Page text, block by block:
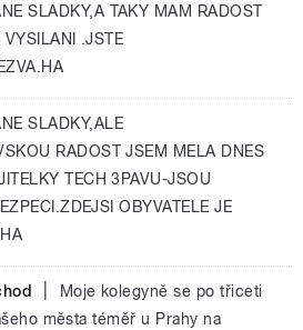
SLADKY,A TAKY MAM RADOST
.JSTE
SLADKY,ALE
RADOST JSEM MELA DNES
TECH 3PAVU-JSOU
OBYVATELE JE
Moje kolegyně se po třiceti
města téměř u Prahy na